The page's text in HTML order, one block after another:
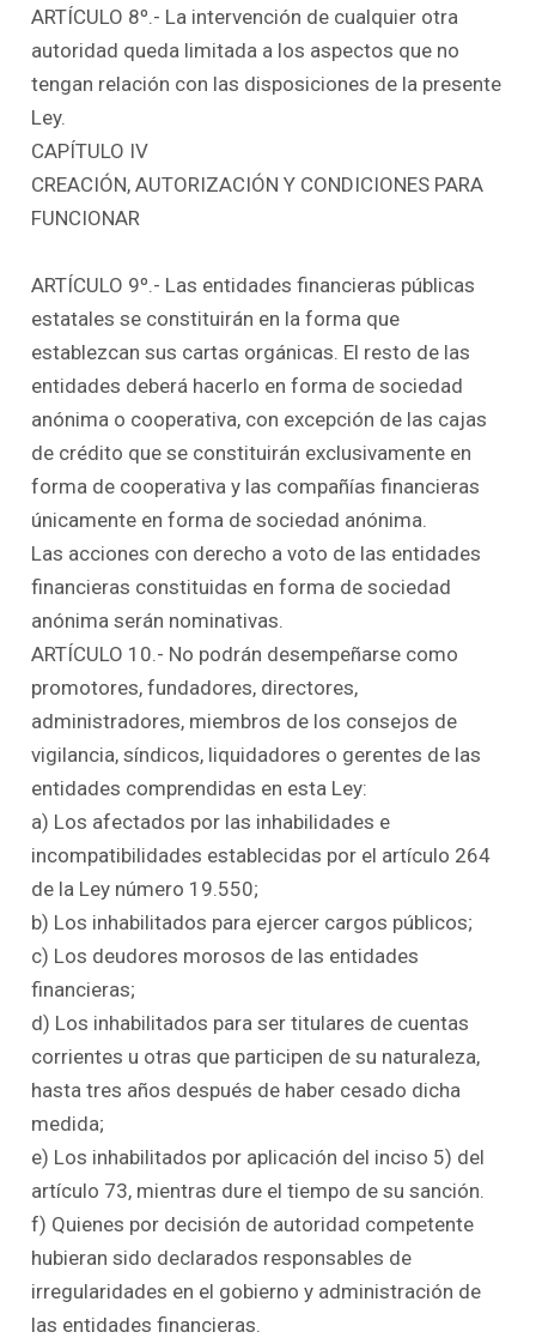
ARTÍCULO 8º.- La intervención de cualquier otra
autoridad queda limitada a los aspectos que no
tengan relación con las disposiciones de la presente
Ley.
CAPÍTULO IV
CREACIÓN, AUTORIZACIÓN Y CONDICIONES PARA
FUNCIONAR
ARTÍCULO 9º.- Las entidades financieras públicas
estatales se constituirán en la forma que
establezcan sus cartas orgánicas. El resto de las
entidades deberá hacerlo en forma de sociedad
anónima o cooperativa, con excepción de las cajas
de crédito que se constituirán exclusivamente en
forma de cooperativa y las compañías financieras
únicamente en forma de sociedad anónima.
Las acciones con derecho a voto de las entidades
financieras constituidas en forma de sociedad
anónima serán nominativas.
ARTÍCULO 10.- No podrán desempeñarse como
promotores, fundadores, directores,
administradores, miembros de los consejos de
vigilancia, síndicos, liquidadores o gerentes de las
entidades comprendidas en esta Ley:
a) Los afectados por las inhabilidades e
incompatibilidades establecidas por el artículo 264
de la Ley número 19.550;
b) Los inhabilitados para ejercer cargos públicos;
c) Los deudores morosos de las entidades
financieras;
d) Los inhabilitados para ser titulares de cuentas
corrientes u otras que participen de su naturaleza,
hasta tres años después de haber cesado dicha
medida;
e) Los inhabilitados por aplicación del inciso 5) del
artículo 73, mientras dure el tiempo de su sanción.
f) Quienes por decisión de autoridad competente
hubieran sido declarados responsables de
irregularidades en el gobierno y administración de
las entidades financieras.